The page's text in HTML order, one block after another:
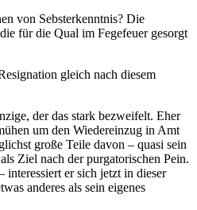
von Sebsterkenntnis? Die
für die Qual im Fegefeuer gesorgt
gleich nach diesem
der das stark bezweifelt. Eher
um den Wiedereinzug in Amt
große Teile davon – quasi sein
Ziel nach der purgatorischen Pein.
interessiert er sich jetzt in dieser
anderes als sein eigenes